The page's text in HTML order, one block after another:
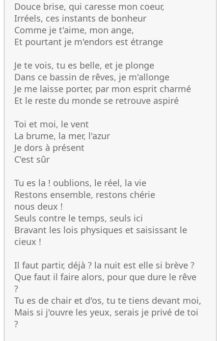
Douce brise, qui caresse mon coeur,
Irréels, ces instants de bonheur
Comme je t'aime, mon ange,
Et pourtant je m'endors est étrange
Je te vois, tu es belle, et je plonge
Dans ce bassin de rêves, je m'allonge
Je me laisse porter, par mon esprit charmé
Et le reste du monde se retrouve aspiré
Toi et moi, le vent
La brume, la mer, l'azur
Je dors à présent
C'est sûr
Tu es la ! oublions, le réel, la vie
Restons ensemble, restons chérie
nous deux !
Seuls contre le temps, seuls ici
Bravant les lois physiques et saisissant le
cieux !
Il faut partir, déjà ? la nuit est elle si brève ?
Que faut il faire alors, pour que dure le rêve
?
Tu es de chair et d'os, tu te tiens devant moi,
Mais si j'ouvre les yeux, serais je privé de toi
?